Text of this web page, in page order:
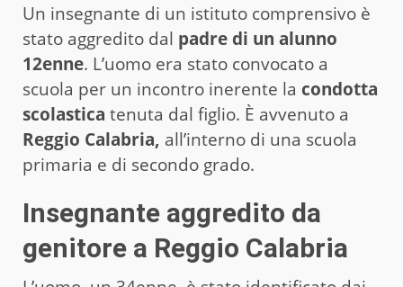
Un insegnante di un istituto comprensivo è
stato aggredito dal padre di un alunno
12enne. L’uomo era stato convocato a
scuola per un incontro inerente la condotta
scolastica tenuta dal figlio. È avvenuto a
Reggio Calabria, all’interno di una scuola
primaria e di secondo grado.
Insegnante aggredito da
genitore a Reggio Calabria